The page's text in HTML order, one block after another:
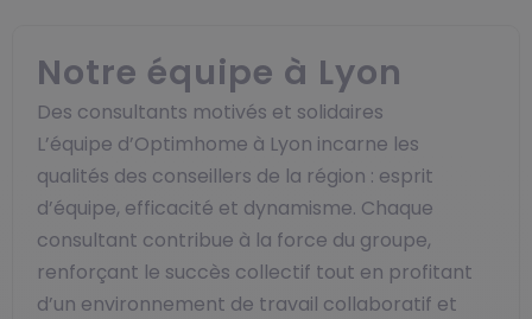
Notre équipe à Lyon
Des consultants motivés et solidaires
L’équipe d’Optimhome à Lyon incarne les
qualités des conseillers de la région : esprit
d’équipe, efficacité et dynamisme. Chaque
consultant contribue à la force du groupe,
renforçant le succès collectif tout en profitant
d’un environnement de travail collaboratif et